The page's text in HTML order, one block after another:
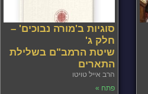
סוגיות ב'מורה נבוכים' –
חלק ג'
שיטת הרמב"ם בשלילת
התארים
הרב אייל טויטו
פתח »